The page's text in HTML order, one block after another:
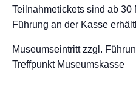
Teilnahmetickets sind ab 30
Führung an der Kasse
Museumseintritt zzgl.
Treffpunkt Museumskasse